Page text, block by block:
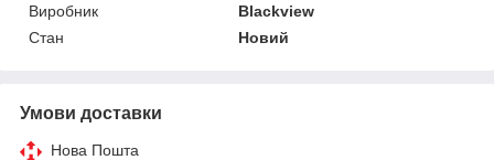
Виробник
Blackview
Стан
Новий
Умови доставки
Нова Пошта